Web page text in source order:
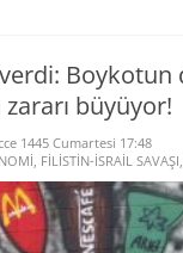
Boykotun
büyüyor!
1445 Cumartesi 17:48
, FİLİSTİN-İSRAİL SAVAŞI